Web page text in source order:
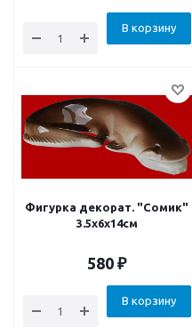
В корзину
Фигурка декорат. "Сомик"
3.5x6x14см
580 ₽
В корзину